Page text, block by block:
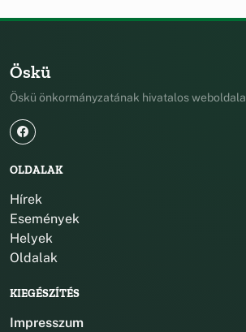
Öskü
Öskü önkormányzatának hivatalos weboldala
OLDALAK
Hírek
Események
Helyek
Oldalak
KIEGÉSZÍTÉS
Impresszum